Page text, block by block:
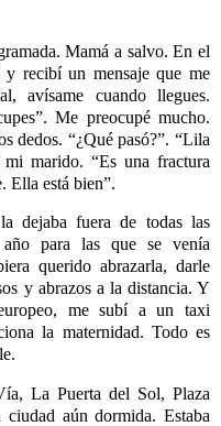
Mamá a salvo. En el
recibí un mensaje que me
avísame cuando llegues.
Me preocupé mucho.
dedos. “¿Qué pasó?”. “Lila
marido. “Es una fractura
Ella está bien”.
dejaba fuera de todas las
para las que se venía
querido abrazarla, darle
y abrazos a la distancia. Y
me subí a un taxi
la maternidad. Todo es
La Puerta del Sol, Plaza
aún dormida. Estaba